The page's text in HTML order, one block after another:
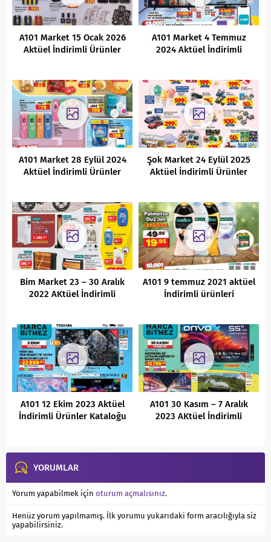
A101 Market 15 Ocak 2026
Aktüel İndirimli Ürünler
A101 Market 4 Temmuz
2024 Aktüel İndirimli
A101 Market 28 Eylül 2024
Aktüel İndirimli Ürünler
Şok Market 24 Eylül 2025
Aktüel İndirimli Ürünler
Bim Market 23 – 30 Aralık
2022 AKtüel İndirimli
A101 9 temmuz 2021 aktüel
İndirimli ürünleri
A101 12 Ekim 2023 Aktüel
İndirimli Ürünler Kataloğu
A101 30 Kasım – 7 Aralık
2023 AKtüel İndirimli
YORUMLAR
Yorum yapabilmek için oturum açmalısınız.
Henüz yorum yapılmamış. İlk yorumu yukarıdaki form aracılığıyla siz
yapabilirsiniz.